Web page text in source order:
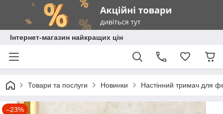
Інтернет-магазин найкращих цін
Товари та послуги Новинки Настінний тримач для
–23%